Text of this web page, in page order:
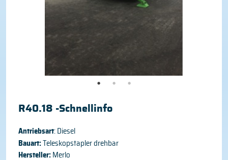
R40.18 -Schnellinfo
Antriebsart: Diesel
Bauart: Teleskopstapler drehbar
Hersteller: Merlo